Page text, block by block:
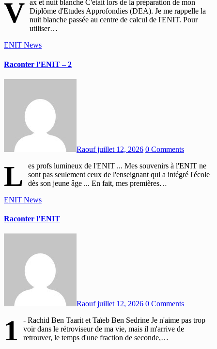
V ax et nuit blanche C'etait lors de la préparation de mon
Diplôme d'Etudes Approfondies (DEA). Je me rappelle la
nuit blanche passée au centre de calcul de l'ENIT. Pour
utiliser…
ENIT News
Raconter l’ENIT – 2
Raoufjuillet 12, 2026 0 Comments
L
es profs lumineux de l'ENIT ... Mes souvenirs à l'ENIT ne
sont pas seulement ceux de l'enseignant qui a intégré l'école
dès son jeune âge ... En fait, mes premières…
ENIT News
Raconter l’ENIT
Raoufjuillet 12, 2026 0 Comments
1
- Rachid Ben Taarit et Taïeb Ben Sedrine Je n'aime pas trop
voir dans le rétroviseur de ma vie, mais il m'arrive de
retrouver, le temps d'une fraction de seconde,…